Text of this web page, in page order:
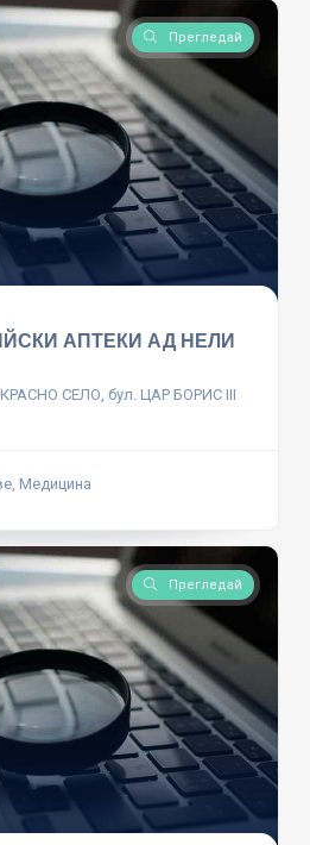
Прегледай
АПТЕКИ АД НЕЛИ
СЕЛО, бул. ЦАР БОРИС ІІІ
Медицина
Прегледай